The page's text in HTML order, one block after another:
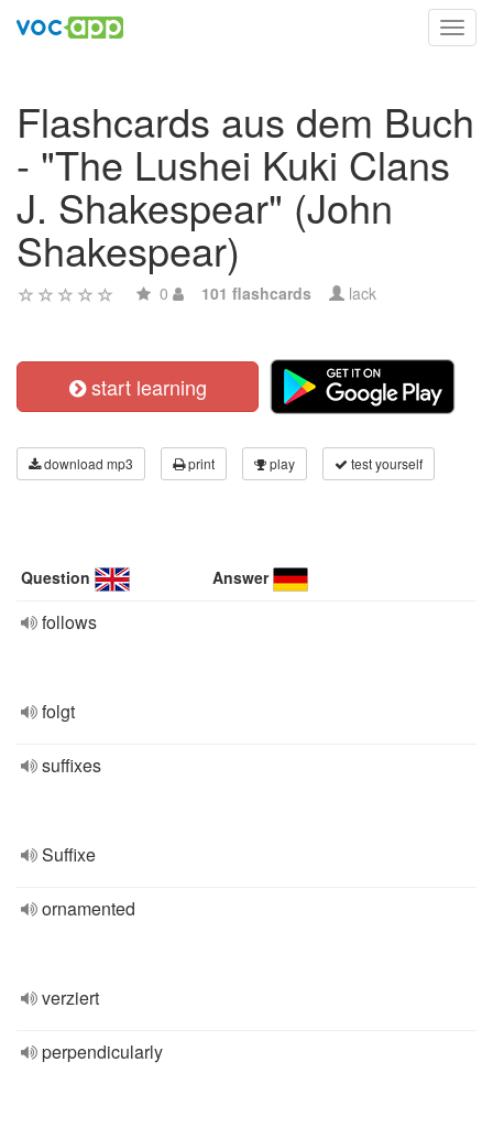
Flashcards aus dem Buch
- "The Lushei Kuki Clans
J. Shakespear" (John
Shakespear)
0 101 flashcards lack
start learning
download mp3 print play test yourself
Question Answer
follows
folgt
suffixes
Suffixe
ornamented
verziert
perpendicularly